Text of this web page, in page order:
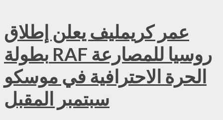
عمر كريمليف يعلن إطلاق
بطولة RAF روسيا للمصارعة
الحرة الاحترافية في موسكو
سبتمبر المقبل